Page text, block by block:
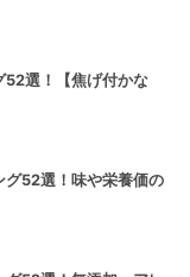
52選！【焦げ付かな
グ52選！味や栄養価の